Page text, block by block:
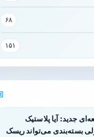
۶۸
۱۵۱
جدید: آیا پلاستیک
بسته‌بندی می‌تواند ریسک